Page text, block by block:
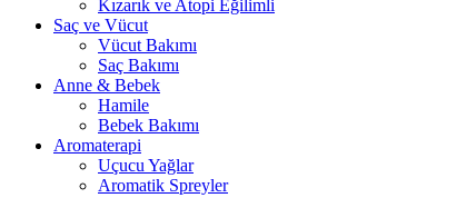
Kızarık ve Atopi Eğilimli
Saç ve Vücut
Vücut Bakımı
Saç Bakımı
Anne & Bebek
Hamile
Bebek Bakımı
Aromaterapi
Uçucu Yağlar
Aromatik Spreyler